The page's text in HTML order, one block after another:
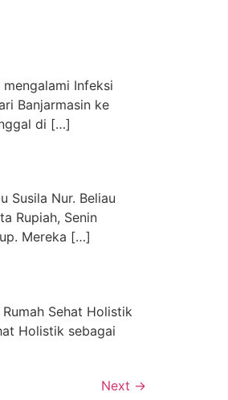
Infeksi
Banjarmasin ke
di […]
Susila Nur. Beliau
Rupiah, Senin
Mereka […]
Sehat Holistik
Holistik sebagai
Next →